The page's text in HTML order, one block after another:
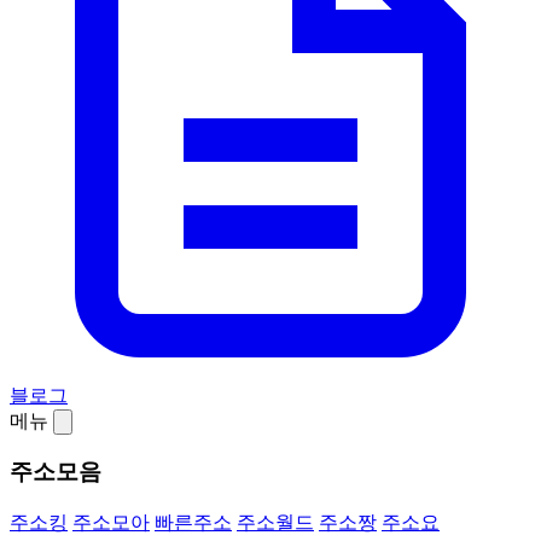
블로그
메뉴
주소모음
주소킹 주소모아 빠른주소 주소월드 주소짱 주소요